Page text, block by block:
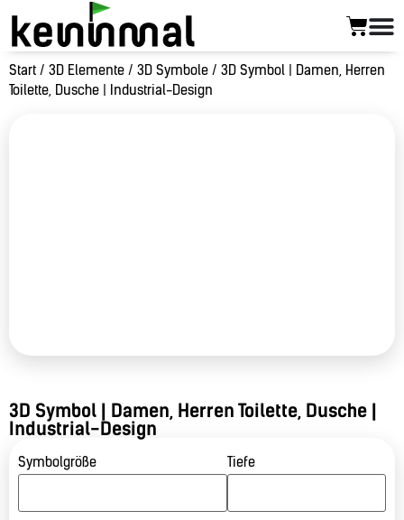
Start / 3D Elemente / 3D Symbole / 3D Symbol | Damen, Herren
Toilette, Dusche | Industrial-Design
3D Symbol | Damen, Herren Toilette, Dusche |
Industrial-Design
Symbolgröße Tiefe